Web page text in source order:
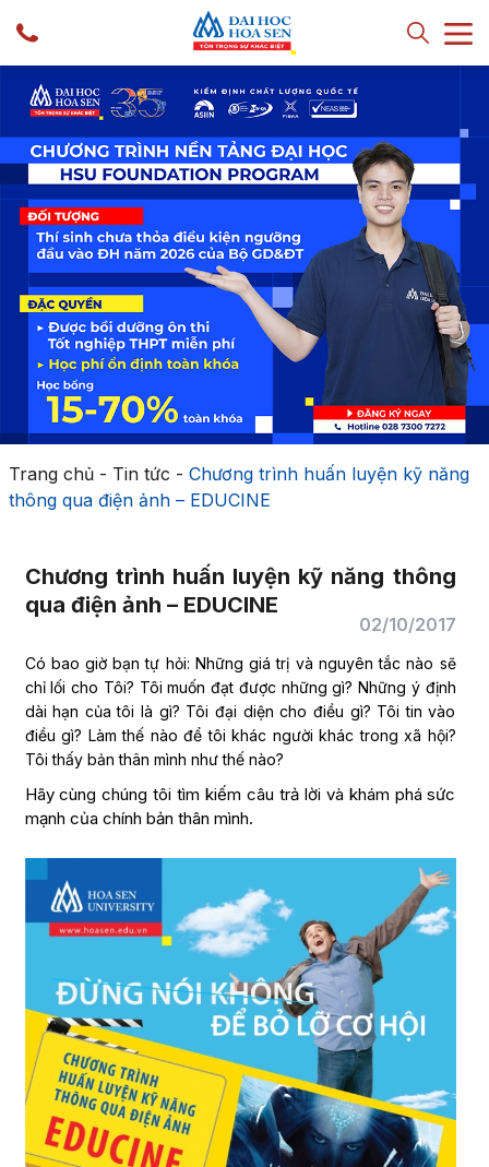
Trang chủ- Tin tức - Chương trình huấn luyện kỹ năng
thông qua điện ảnh – EDUCINE
Chương trình huấn luyện kỹ năng thông
qua điện ảnh – EDUCINE
02/10/2017
Có bao giờ bạn tự hỏi: Những giá trị và nguyên tắc nào sẽ
chỉ lối cho Tôi? Tôi muốn đạt được những gì? Những ý định
dài hạn của tôi là gì? Tôi đại diện cho điều gì? Tôi tin vào
điều gì? Làm thế nào để tôi khác người khác trong xã hội?
Tôi thấy bản thân mình như thế nào?
Hãy cùng chúng tôi tìm kiếm câu trả lời và khám phá sức
mạnh của chính bản thân mình.